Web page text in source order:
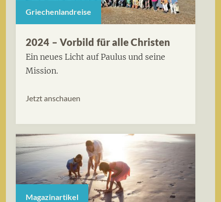
Griechenlandreise
2024 – Vorbild für alle Christen
Ein neues Licht auf Paulus und seine
Mission.
Jetzt anschauen
Magazinartikel